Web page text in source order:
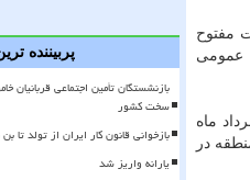
مفتوح
عمومی
در جلسه ۵۷۹ مرداد ماه
در
پربیننده
بازنشستگان تأمین اجتماعی قربانیان
سخت کشور
بازخوانی قانون کار ایران از تولد تا
یارانه واریز شد